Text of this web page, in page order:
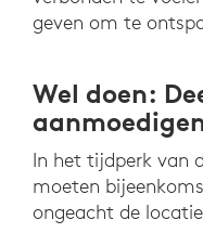
geven om te
Wel doen:
In het tijdperk van
moeten
ongeacht de